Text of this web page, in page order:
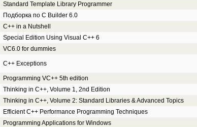
Standard Template Library Programmer
Подборка по C Builder 6.0
C++ in a Nutshell
Special Edition Using Visual C++ 6
VC6.0 for dummies
C++ Exceptions
Programming VC++ 5th edition
Thinking in C++, Volume 1, 2nd Edition
Thinking in C++, Volume 2: Standard Libraries & Advanced Topics
Efficient C++ Performance Programming Techniques
Programming Applications for Windows